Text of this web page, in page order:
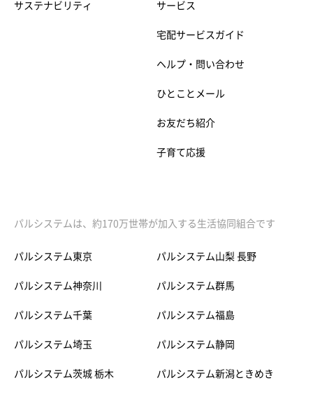
サステナビリティ サービス
宅配サービスガイド
ヘルプ・問い合わせ
ひとことメール
お友だち紹介
子育て応援
パルシステムは、約170万世帯が加入する生活協同組合です
パルシステム東京
パルシステム神奈川
パルシステム千葉
パルシステム埼玉
パルシステム茨城 栃木
パルシステム山梨 長野
パルシステム群馬
パルシステム福島
パルシステム静岡
パルシステム新潟ときめき